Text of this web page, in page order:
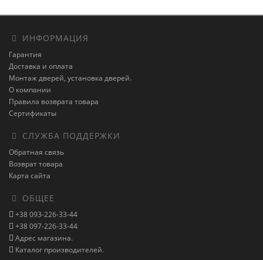
ИНФОРМАЦИЯ
Гарантия
Доставка и оплата
Монтаж дверей, установка дверей.
О компании
Правила возврата товара
Сертификаты
СЛУЖБА ПОДДЕРЖКИ
Обратная связь
Возврат товара
Карта сайта
ОБЩЕЕ
+38 093-226-33-44
+38 097-226-33-44
Адрес магазина.
Каталог производителей.